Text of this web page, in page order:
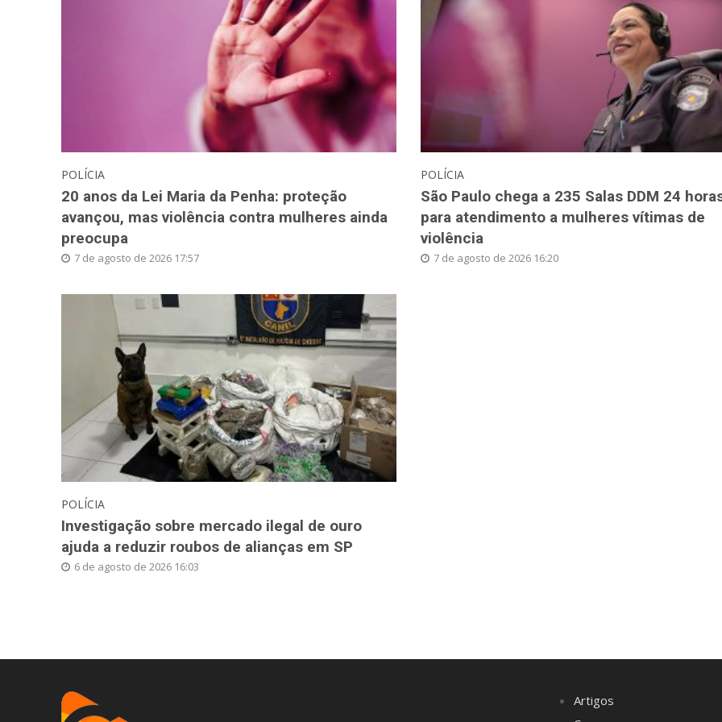
POLÍCIA
20 anos da Lei Maria da Penha: proteção
avançou, mas violência contra mulheres ainda
preocupa
7 de agosto de 2026 17:57
POLÍCIA
São Paulo chega a 235 Salas DDM 24
para atendimento a mulheres vítimas de
violência
7 de agosto de 2026 16:20
POLÍCIA
Investigação sobre mercado ilegal de ouro
ajuda a reduzir roubos de alianças em SP
6 de agosto de 2026 16:03
Artigos